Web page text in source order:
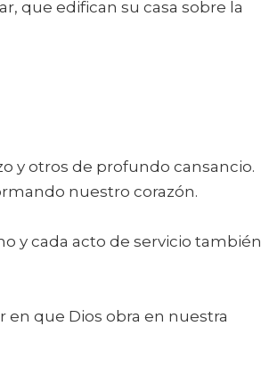
que edifican su casa sobre la
y otros de profundo cansancio.
nuestro corazón.
y cada acto de servicio también
que Dios obra en nuestra